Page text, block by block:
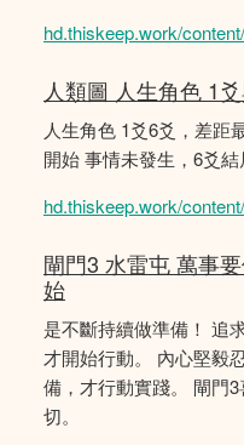
hd.thiskeep.work/
人類圖 人生角色 1
人生角色 1爻6爻，差距
開始 事情未發生，6爻結
hd.thiskeep.work/
閘門3 水雷屯 萬事
始
是不斷持續做準備！ 追
才開始行動。 內心堅毅
備，才行動實踐。 閘門
切。